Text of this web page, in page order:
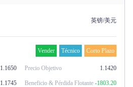
英镑/美元
Vender Técnico Corto Plazo
1.1650 Precio Objetivo 1.1420
1.1745 Beneficio & Pérdida Flotante -1803.20